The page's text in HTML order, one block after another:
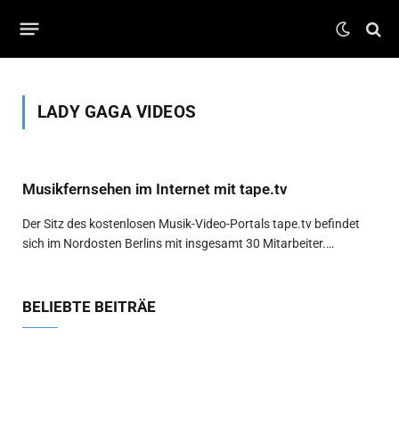
LADY GAGA VIDEOS
Musikfernsehen im Internet mit tape.tv
Der Sitz des kostenlosen Musik-Video-Portals tape.tv befindet
sich im Nordosten Berlins mit insgesamt 30 Mitarbeiter.…
BELIEBTE BEITRÄE